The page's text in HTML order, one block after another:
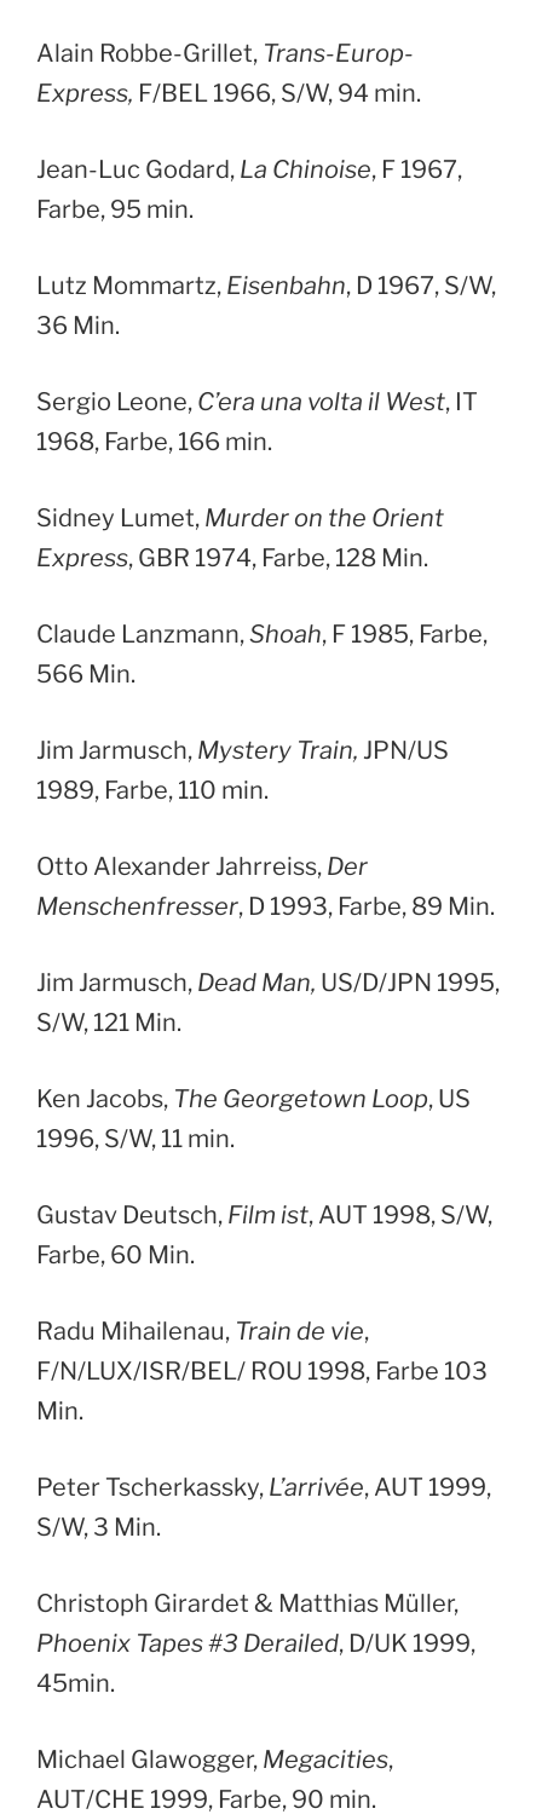
Alain Robbe-Grillet, Trans-Europ-
Express, F/BEL 1966, S/W, 94 min.
Jean-Luc Godard, La Chinoise, F 1967,
Farbe, 95 min.
Lutz Mommartz, Eisenbahn, D 1967, S/W,
36 Min.
Sergio Leone, C’era una volta il West, IT
1968, Farbe, 166 min.
Sidney Lumet, Murder on the Orient
Express, GBR 1974, Farbe, 128 Min.
Claude Lanzmann,Shoah, F 1985, Farbe,
566 Min.
Jim Jarmusch, Mystery Train, JPN/US
1989, Farbe, 110 min.
Otto Alexander Jahrreiss, Der
Menschenfresser, D 1993, Farbe, 89 Min.
Jim Jarmusch, Dead Man, US/D/JPN 1995,
S/W, 121 Min.
Ken Jacobs, The Georgetown Loop, US
1996, S/W, 11 min.
Gustav Deutsch, Film ist, AUT 1998, S/W,
Farbe, 60 Min.
Radu Mihailenau, Train de vie,
F/N/LUX/ISR/BEL/ ROU 1998, Farbe 103
Min.
Peter Tscherkassky, L’arrivée, AUT 1999,
S/W, 3 Min.
Christoph Girardet & Matthias Müller,
Phoenix Tapes #3 Derailed, D/UK 1999,
45min.
Michael Glawogger, Megacities,
AUT/CHE 1999, Farbe, 90 min.